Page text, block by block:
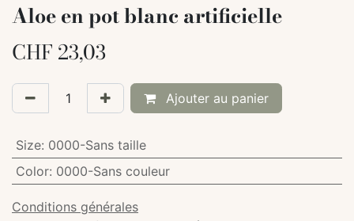
Aloe en pot blanc artificielle
CHF 23,03
Ajouter au panier
Size: 0000-Sans taille
Color: 0000-Sans couleur
Conditions générales